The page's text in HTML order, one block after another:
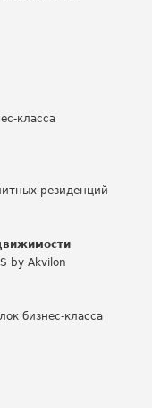
класса
резиденций
by Akvilon
бизнес-класса